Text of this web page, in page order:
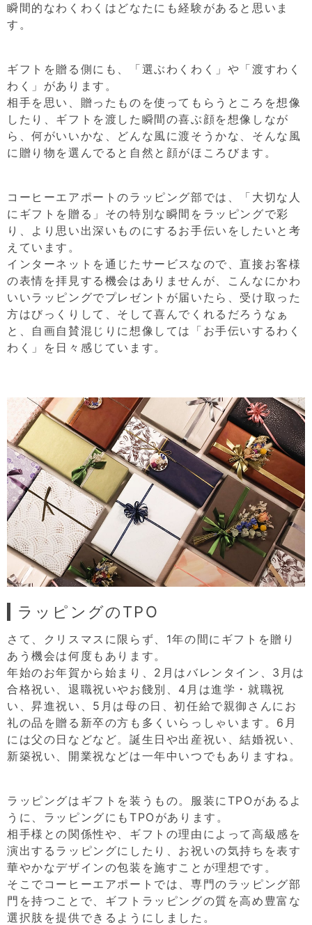
瞬間的なわくわくはどなたにも経験があると思いま
す。
ギフトを贈る側にも、「選ぶわくわく」や「渡すわく
わく」があります。
相手を思い、贈ったものを使ってもらうところを想像
したり、ギフトを渡した瞬間の喜ぶ顔を想像しなが
ら、何がいいかな、どんな風に渡そうかな、そんな風
に贈り物を選んでると自然と顔がほころびます。
コーヒーエアポートのラッピング部では、「大切な人
にギフトを贈る」その特別な瞬間をラッピングで彩
り、より思い出深いものにするお手伝いをしたいと考
えています。
インターネットを通じたサービスなので、直接お客様
の表情を拝見する機会はありませんが、こんなにかわ
いいラッピングでプレゼントが届いたら、受け取った
方はびっくりして、そして喜んでくれるだろうなぁ
と、自画自賛混じりに想像しては「お手伝いするわく
わく」を日々感じています。
ラッピングのTPO
さて、クリスマスに限らず、1年の間にギフトを贈り
あう機会は何度もあります。
年始のお年賀から始まり、2月はバレンタイン、3月は
合格祝い、退職祝いやお餞別、4月は進学・就職祝
い、昇進祝い、5月は母の日、初任給で親御さんにお
礼の品を贈る新卒の方も多くいらっしゃいます。6月
には父の日などなど。誕生日や出産祝い、結婚祝い、
新築祝い、開業祝などは一年中いつでもありますね。
ラッピングはギフトを装うもの。服装にTPOがあるよ
うに、ラッピングにもTPOがあります。
相手様との関係性や、ギフトの理由によって高級感を
演出するラッピングにしたり、お祝いの気持ちを表す
華やかなデザインの包装を施すことが理想です。
そこでコーヒーエアポートでは、専門のラッピング部
門を持つことで、ギフトラッピングの質を高め豊富な
選択肢を提供できるようにしました。